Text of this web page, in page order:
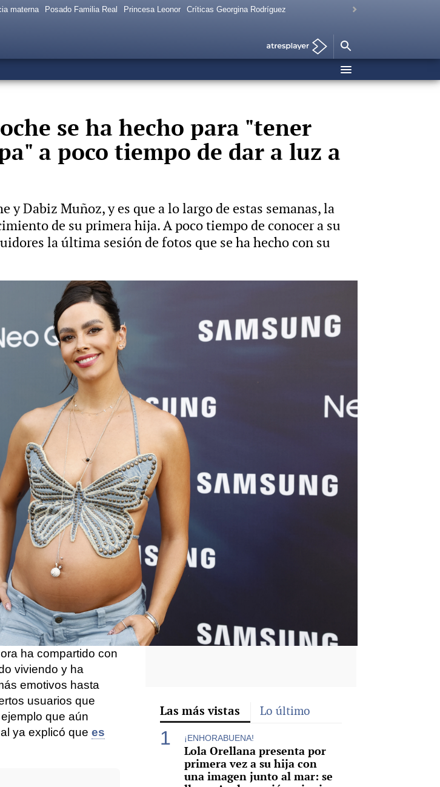
materna Posado Familia Real Princesa Leonor Críticas Georgina Rodríguez
se ha hecho para "tener
a poco tiempo de dar a luz a
y Dabiz Muñoz, y es que a lo largo de estas semanas, la
de su primera hija. A poco tiempo de conocer a su
la última sesión de fotos que se ha hecho con su
cambiado su cuerpo por el embarazo: "Mismo baile con un año de
el carrito de su hija: "El resultado ha sido un poco diferente"
WhatsappFacebook
X Flipboard
Muñoz cambiará
nacerá su
nombre.
ha compartido con
viviendo y ha
emotivos hasta
usuarios que
que aún
ya explicó que es
Las más vistas Lo último
¡ENHORABUENA!
Lola Orellana presenta por
primera vez a su hija con
una imagen junto al mar: se